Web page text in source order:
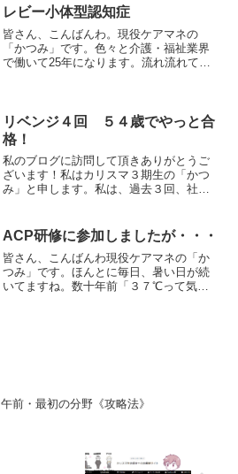
たら？確かに・・・いや、少しでも書く
事にします。で、令和6年の...
レビー小体型認知症
皆さん、こんばんわ。現役ケアマネの
「かつみ」です。色々と介護・福祉業界
で働いて25年になります。流れ流れて、
くは在宅ケアマネ３年目...
リベンジ４回 ５４歳でやっと合
格！
私のブログに訪問して頂きありがとうご
ざいます！私はカリスマ３期生の「かつ
み」と申します。私は、過去３回、社会
⤵」と挫折しておりました。R5年にカリ
スマ先生と出会えなけれ...
ACP研修に参加しましたが・・・
皆さん、こんばんわ現役ケアマネの「か
つみ」です。ほんとに毎日、暑い日が続
いてますね。数十年前「３７℃って気温
午前・最初の分野《攻略法》